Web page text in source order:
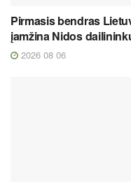
Pirmasis bendras
įamžina Nidos
2026 08 06